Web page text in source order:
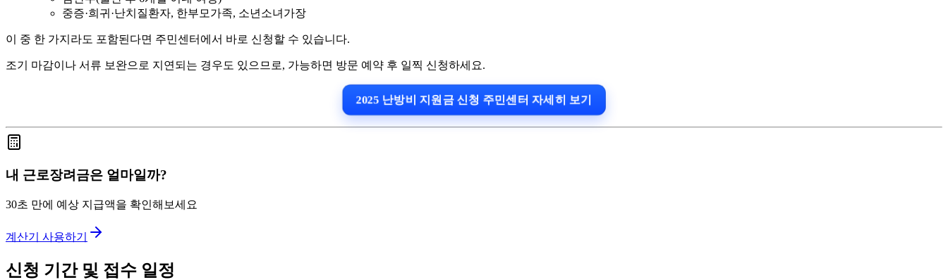
중증·희귀·난치질환자, 한부모가족, 소년소녀가장
이 중 한 가지라도 포함된다면 주민센터에서 바로 신청할 수 있습니다.
조기 마감이나 서류 보완으로 지연되는 경우도 있으므로, 가능하면 방문 예약 후 일찍 신청하세요.
2025 난방비 지원금 신청 주민센터 자세히 보기
내 근로장려금은 얼마일까?
30초 만에 예상 지급액을 확인해보세요
계산기 사용하기
신청 기간 및 접수 일정